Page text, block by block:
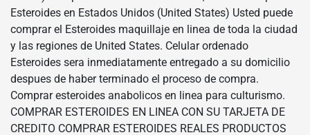
Esteroides en Estados Unidos (United States) Usted puede
comprar el Esteroides maquillaje en linea de toda la ciudad
y las regiones de United States. Celular ordenado
Esteroides sera inmediatamente entregado a su domicilio
despues de haber terminado el proceso de compra.
Comprar esteroides anabolicos en linea para culturismo.
COMPRAR ESTEROIDES EN LINEA CON SU TARJETA DE
CREDITO COMPRAR ESTEROIDES REALES PRODUCTOS